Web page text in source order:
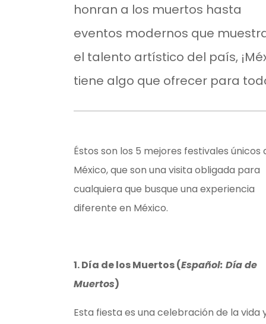
honran a los muertos hasta
eventos modernos que
el talento artístico del país,
tiene algo que ofrecer para
Éstos son los 5 mejores festivales únicos
México, que son una visita obligada para
cualquiera que busque una experiencia
diferente en México.
1. Día de los Muertos (Español: Día de
Muertos)
Esta fiesta es una celebración de la vida